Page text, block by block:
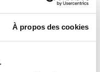
À propos des cookies